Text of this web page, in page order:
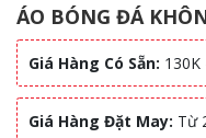
ÁO BÓNG ĐÁ
Giá Hàng Có Sẵn: 130K
Giá Hàng Đặt May: Từ